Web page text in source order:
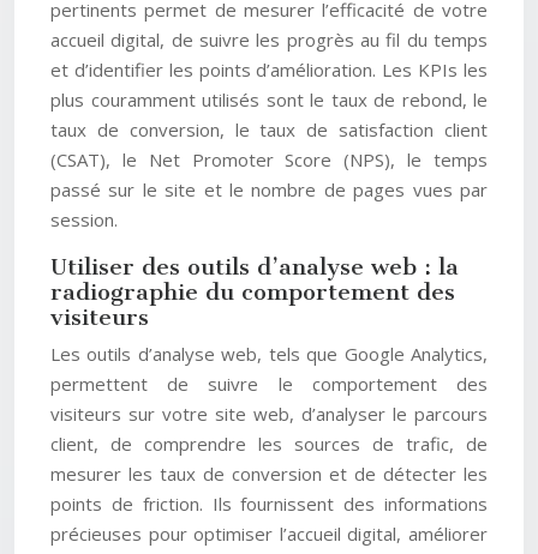
pertinents permet de mesurer l’efficacité de votre
accueil digital, de suivre les progrès au fil du temps
et d’identifier les points d’amélioration. Les KPIs les
plus couramment utilisés sont le taux de rebond, le
taux de conversion, le taux de satisfaction client
(CSAT), le Net Promoter Score (NPS), le temps
passé sur le site et le nombre de pages vues par
session.
Utiliser des outils d’analyse web : la
radiographie du comportement des
visiteurs
Les outils d’analyse web, tels que Google Analytics,
permettent de suivre le comportement des
visiteurs sur votre site web, d’analyser le parcours
client, de comprendre les sources de trafic, de
mesurer les taux de conversion et de détecter les
points de friction. Ils fournissent des informations
précieuses pour optimiser l’accueil digital, améliorer